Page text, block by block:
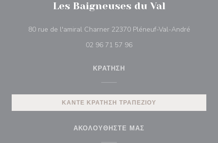
Les Baigneuses du Val
80 rue de l'amiral Charner 22370 Pléneuf-Val-André
02 96 71 57 96
ΚΡΆΤΗΣΗ
ΚΆΝΤΕ ΚΡΆΤΗΣΗ ΤΡΑΠΕΖΙΟΎ
ΑΚΟΛΟΥΘΉΣΤΕ ΜΑΣ